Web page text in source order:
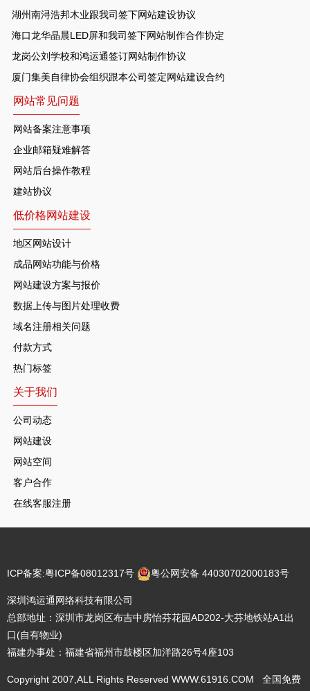
湖州南浔浩邦木业跟我司签下网站建设协议
海口龙华晶晨LED屏和我司签下网站制作合作协定
龙岗公刘学校和鸿运通签订网站制作协议
厦门集美自律协会组织跟本公司签定网站建设合约
网站常见问题
网站备案注意事项
企业邮箱疑难解答
网站后台操作教程
建站协议
低价格网站建设
地区网站设计
成品网站功能与价格
网站建设方案与报价
数据上传与图片处理收费
域名注册相关问题
付款方式
热门标签
关于我们
公司动态
网站建设
网站空间
客户合作
在线客服注册
ICP备案:粤ICP备08012317号 粤公网安备 44030702000183号
深圳鸿运通网络科技有限公司
总部地址：深圳市龙岗区布吉中房怡芬花园AD202-大芬地铁站A1出
口(自有物业)
福建办事处：福建省福州市鼓楼区加洋路26号4座103
Copyright 2007,ALL Rights Reserved WWW.61916.COM 全国免费